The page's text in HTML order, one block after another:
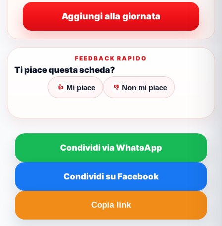
Aggiungi alla giornata
FEEDBACK RAPIDO
Ti piace questa scheda?
👍 Mi piace 👎 Non mi piace
Condividi via WhatsApp
Condividi su Facebook
Copia link